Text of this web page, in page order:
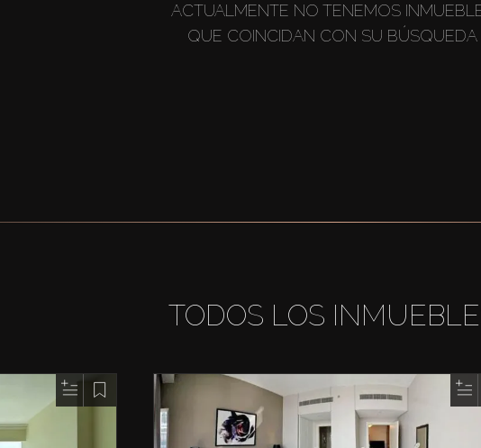
ACTUALMENTE NO TENEMOS
QUE COINCIDAN CON SU BÚSQUEDA
TODOS LOS